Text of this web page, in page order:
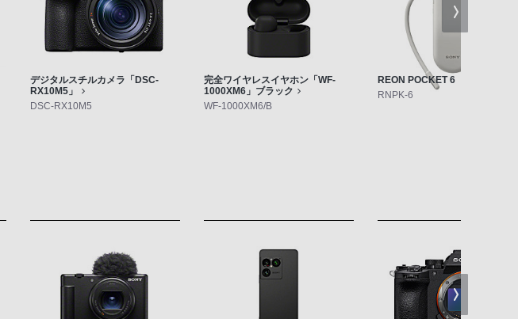
デジタルスチルカメラ「DSC-
RX10M5」
DSC-RX10M5
完全ワイヤレスイヤホン「WF-
1000XM6」ブラック
WF-1000XM6/B
REON POCKET 6「RNPK-6」
RNPK-6